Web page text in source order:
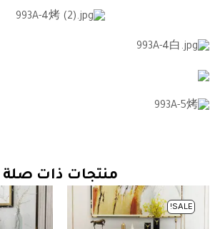
منتجات ذات صلة
SALE!